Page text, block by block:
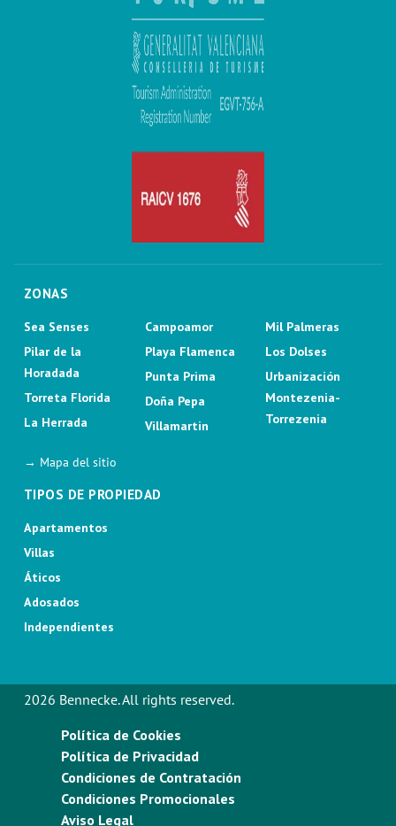
ZONAS
Sea Senses
Pilar de la
Horadada
Torreta Florida
La Herrada
Campoamor
Playa Flamenca
Punta Prima
Doña Pepa
Villamartin
Mil Palmeras
Los Dolses
Urbanización
Montezenia-
Torrezenia
→ Mapa del sitio
TIPOS DE PROPIEDAD
Apartamentos
Villas
Áticos
Adosados
Independientes
2026 Bennecke. All rights reserved.
Política de Cookies
Política de Privacidad
Condiciones de Contratación
Condiciones Promocionales
Aviso Legal